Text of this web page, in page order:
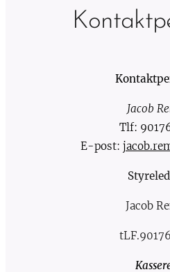
Jacob
Tlf:
E-post:
Jacob